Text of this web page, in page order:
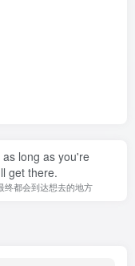
long as you're
get there.
终都会到达想去的地方